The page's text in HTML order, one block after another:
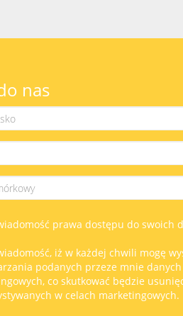
nas
prawa dostępu do swoich
iż w każdej chwili mogę
podanych przeze mnie
co skutkować będzie
w celach marketingowych.